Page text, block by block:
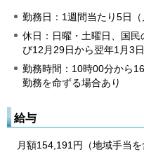
勤務日：1週間当たり5日（
休日：日曜・土曜日、国
び12月29日から翌年1月3日
勤務時間：10時00分から
勤務を命ずる場合あり
給与
月額154,191円（地域手当を